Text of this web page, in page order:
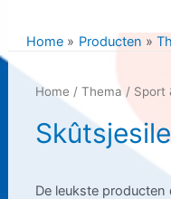
Home Producten
Home / Thema / Sport
De leukste